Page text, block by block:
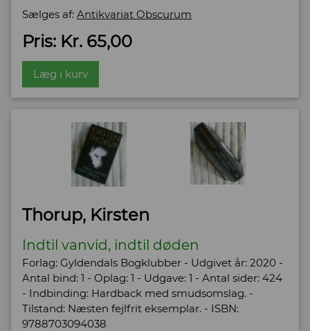
Sælges af: Antikvariat Obscurum
Pris: Kr. 65,00
Læg i kurv
Thorup, Kirsten
Indtil vanvid, indtil døden
Forlag: Gyldendals Bogklubber - Udgivet år: 2020 -
Antal bind: 1 - Oplag: 1 - Udgave: 1 - Antal sider: 424
- Indbinding: Hardback med smudsomslag. -
Tilstand: Næsten fejlfrit eksemplar. - ISBN:
9788703094038